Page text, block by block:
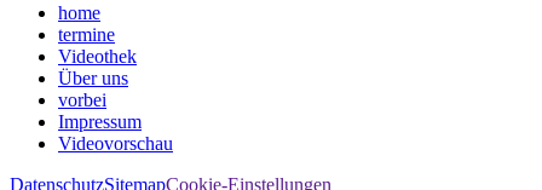
home
termine
Videothek
Über uns
vorbei
Impressum
Videovorschau
DatenschutzSitemapCookie-Einstellungen